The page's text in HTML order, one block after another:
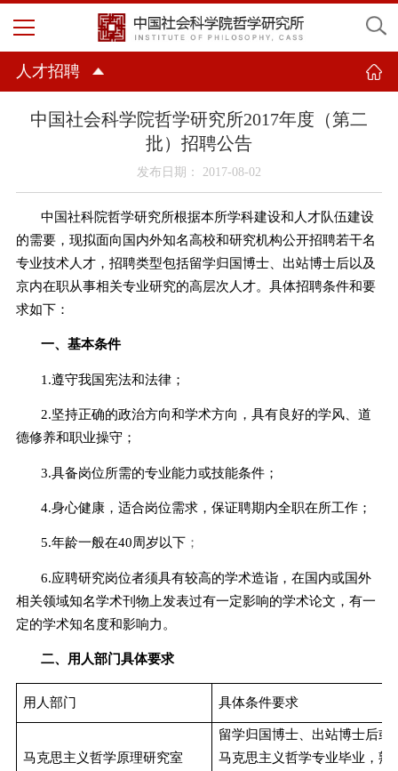
人才招聘
中国社会科学院哲学研究所2017年度（第二
批）招聘公告
发布日期： 2017-08-02
中国社科院哲学研究所根据本所学科建设和人才队伍建设
的需要， 现拟面向国内外知名高校和研究机构公开招聘若干名
专业技术人才，招聘类型包括留学归国博士、出站博士后以及
京内在职从事相关专业研究的高层次人才。具体招聘条件和要
求如下：
一、基本条件
1.遵守我国宪法和法律；
2.坚持正确的政治方向和学术方向，具有良好的学风、道
德修养和职业操守；
3.具备岗位所需的专业能力或技能条件；
4.身心健康，适合岗位需求，保证聘期内全职在所工作；
5.年龄一般在40周岁以下；
6.应聘研究岗位者须具有较高的学术造诣，在国内或国外
相关领域知名学术刊物上发表过有一定影响的学术论文，有一
定的学术知名度和影响力。
二、用人部门具体要求
用人部门 具体条件要求
马克思主义哲学原理研究室
留学归国博士、出站博士后
马克思主义哲学专业毕业，熟